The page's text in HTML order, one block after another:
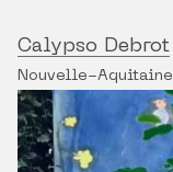
Calypso Debrot
Nouvelle-Aquitaine